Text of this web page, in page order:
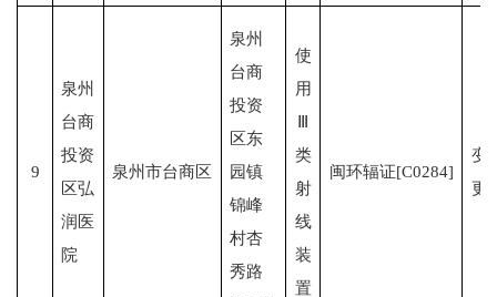
9
泉州
台商
投资
区弘
润医
院
泉州市台商区
泉州
台商
投资
区东
园镇
锦峰
村杏
秀路
使
用
Ⅲ
类
射
线
装
置
闽环辐证[C0284]
变
更